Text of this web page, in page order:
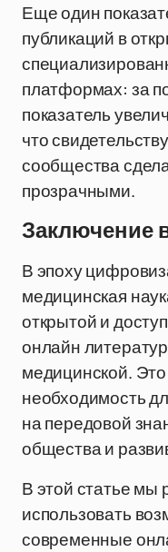
Еще один
публикаций в
платформах: за
показатель
что
сообщества
прозрачными.
Заключение
В эпоху
медицинская
открытой и
онлайн
медицинской.
необходимость
на передовой
общества и
В этой статье мы
использовать
современные